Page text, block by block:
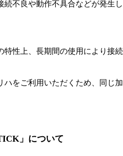
続不良や動作不具合などが発生
特性上、長期間の使用により接
ハをご利用いただくため、同じ
」について